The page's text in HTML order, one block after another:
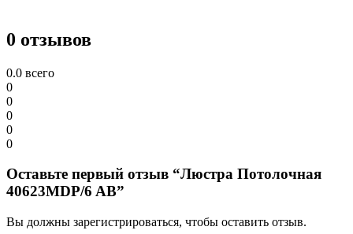
0 отзывов
0.0 всего
0
0
0
0
0
Оставьте первый отзыв “Люстра Потолочная
40623MDP/6 AB”
Вы должны зарегистрироваться, чтобы оставить отзыв.